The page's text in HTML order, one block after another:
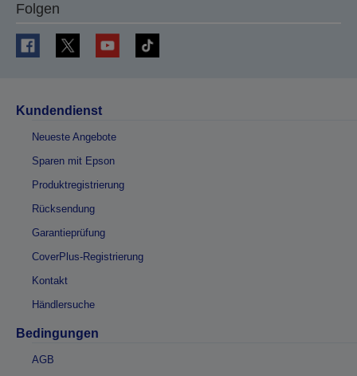
Folgen
Kundendienst
Neueste Angebote
Sparen mit Epson
Produktregistrierung
Rücksendung
Garantieprüfung
CoverPlus-Registrierung
Kontakt
Händlersuche
Bedingungen
AGB